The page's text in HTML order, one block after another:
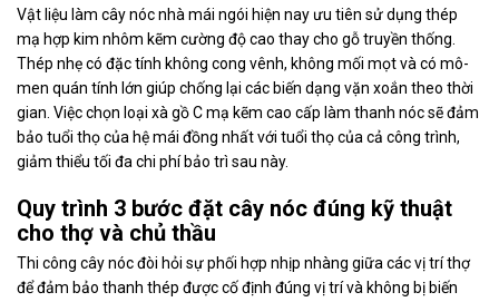
Vật liệu làm cây nóc nhà mái ngói hiện nay ưu tiên sử dụng thép
mạ hợp kim nhôm kẽm cường độ cao thay cho gỗ truyền thống.
Thép nhẹ có đặc tính không cong vênh, không mối mọt và có mô-
men quán tính lớn giúp chống lại các biến dạng vặn xoắn theo thời
gian. Việc chọn loại xà gồ C mạ kẽm cao cấp làm thanh nóc sẽ đảm
bảo tuổi thọ của hệ mái đồng nhất với tuổi thọ của cả công trình,
giảm thiểu tối đa chi phí bảo trì sau này.
Quy trình 3 bước đặt cây nóc đúng kỹ thuật
cho thợ và chủ thầu
Thi công cây nóc đòi hỏi sự phối hợp nhịp nhàng giữa các vị trí thợ
để đảm bảo thanh thép được cố định đúng vị trí và không bị biến